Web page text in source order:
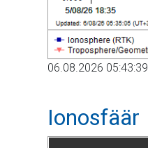
06.08.2026 05:43:39
Ionosfäär